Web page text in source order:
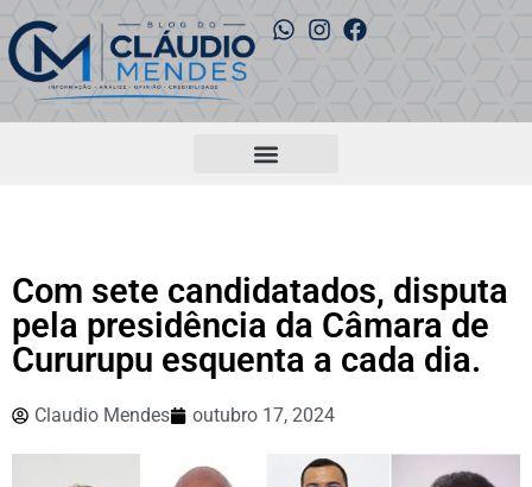
Com sete candidatados, disputa
pela presidência da Câmara de
Cururupu esquenta a cada dia.
Claudio Mendes outubro 17, 2024